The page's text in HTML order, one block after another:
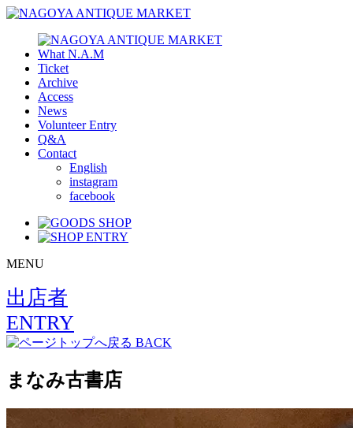
What N.A.M
Ticket
Archive
Access
News
Volunteer Entry
Q&A
Contact
English
instagram
facebook
MENU
出店者
ENTRY
BACK
まなみ古書店